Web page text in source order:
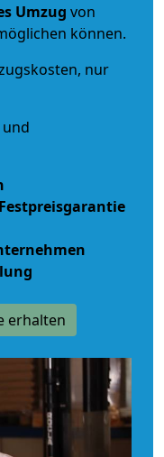
Umzug von
können.
nur
erhalten